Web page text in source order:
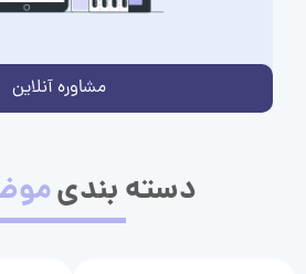
مشاوره آنلاین
دسته بندی